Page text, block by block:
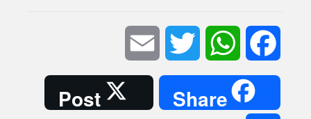
Facebook
WhatsApp
Twitter
Share
Post